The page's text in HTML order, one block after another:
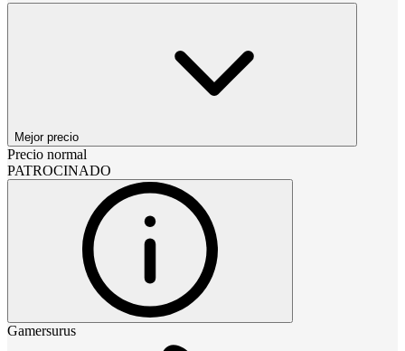
Mejor precio
Precio normal
PATROCINADO
Gamersurus